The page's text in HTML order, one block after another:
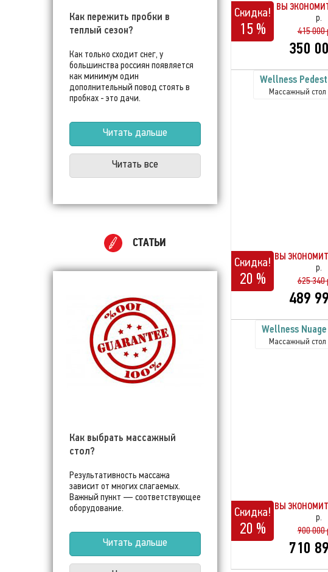
Как пережить пробки в
теплый сезон?
Как только сходит снег, у
большинства россиян появляется
как минимум один
дополнительный повод стоять в
пробках - это дачи.
Читать дальше
Читать все
СТАТЬИ
Как выбрать массажный
стол?
Результативность массажа
зависит от многих слагаемых.
Важный пункт — соответствующее
оборудование.
Читать дальше
Скидка!
15 %
ВЫ
р.
415 000
350
Wellness
Массажный стол
Скидка!
20 %
ВЫ
р.
625 340
489
Wellness
Массажный стол
Скидка!
20 %
ВЫ
р.
900 000
710